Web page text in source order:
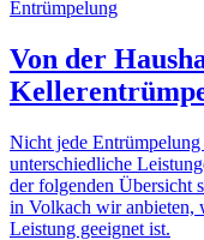
Von der
Nicht jede Entrümpelung
unterschiedliche
der folgenden Übersicht
in Volkach wir anbieten,
Leistung geeignet ist.